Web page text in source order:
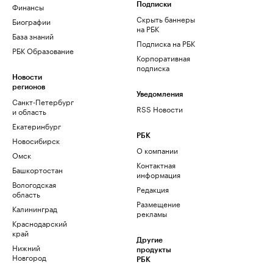
Финансы
Биографии
База знаний
РБК Образование
Новости
регионов
Санкт-Петербург
и область
Екатеринбург
Новосибирск
Омск
Башкортостан
Вологодская
область
Калининград
Краснодарский
край
Нижний
Новгород
Подписки
Скрыть баннеры
на РБК
Подписка на РБК
Корпоративная
подписка
Уведомления
RSS Новости
РБК
О компании
Контактная
информация
Редакция
Размещение
рекламы
Другие
продукты
РБК